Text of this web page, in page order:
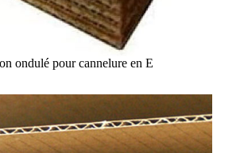
ondulé pour cannelure en E